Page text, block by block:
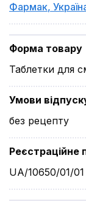
Фармак,
Форма товару
Таблетки для
Умови
без рецепту
Реєстраційне
UA/10650/01/01